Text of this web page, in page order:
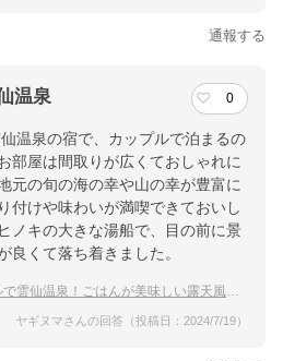
通報する
温泉 0
温泉の宿で、カップルで泊まるの
部屋は間取りが広くておしゃれに
元の旬の海の幸や山の幸が豊富に
付けや味わいが満喫できておいし
ノキの大きな湯船で、目の前に景
良くて落ち着きました。
温泉！ごはんが美味しい露天風呂付き客室の温泉宿は？
ヤギヌマさんの回答（投稿日：2024/7/19）